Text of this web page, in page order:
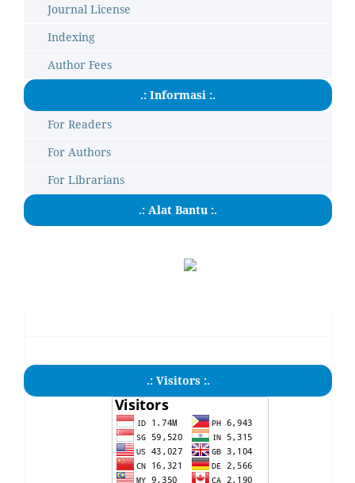
Journal License
Indexing
Author Fees
.: Informasi :.
For Readers
For Authors
For Librarians
.: Alat Bantu :.
.: Visitors :.